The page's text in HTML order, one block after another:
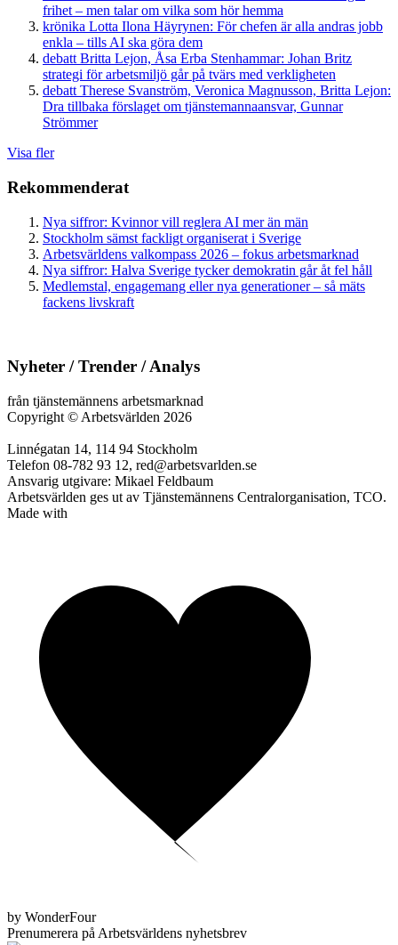
frihet – men talar om vilka som hör hemma
krönika Lotta Ilona Häyrynen: För chefen är alla andras jobb
enkla – tills AI ska göra dem
debatt Britta Lejon, Åsa Erba Stenhammar: Johan Britz
strategi för arbetsmiljö går på tvärs med verkligheten
debatt Therese Svanström, Veronica Magnusson, Britta Lejon:
Dra tillbaka förslaget om tjänstemannaansvar, Gunnar
Strömmer
Visa fler
Rekommenderat
Nya siffror: Kvinnor vill reglera AI mer än män
Stockholm sämst fackligt organiserat i Sverige
Arbetsvärldens valkompass 2026 – fokus arbetsmarknad
Nya siffror: Halva Sverige tycker demokratin går åt fel håll
Medlemstal, engagemang eller nya generationer – så mäts
fackens livskraft
Nyheter / Trender / Analys
från tjänstemännens arbetsmarknad
Copyright © Arbetsvärlden 2026
Linnégatan 14, 114 94 Stockholm
Telefon 08-782 93 12, red@arbetsvarlden.se
Ansvarig utgivare: Mikael Feldbaum
Arbetsvärlden ges ut av Tjänstemännens Centralorganisation, TCO.
Made with
by WonderFour
Prenumerera på Arbetsvärldens nyhetsbrev